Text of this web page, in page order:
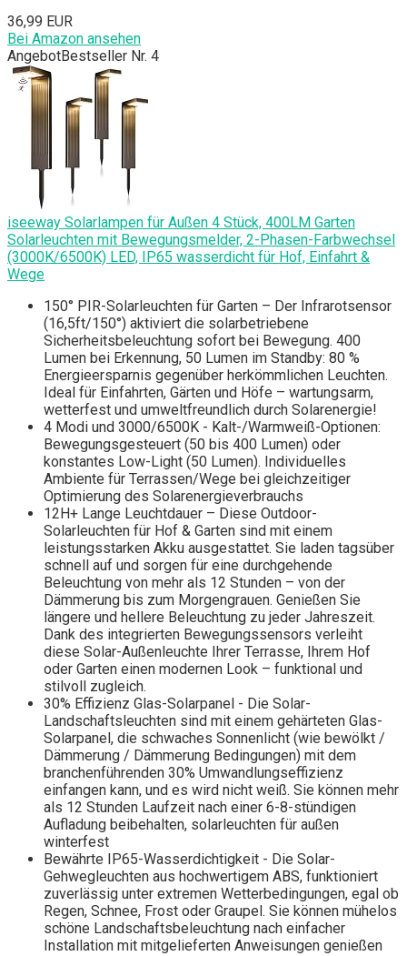
36,99 EUR
Bei Amazon ansehen
AngebotBestseller Nr. 4
iseeway Solarlampen für Außen 4 Stück, 400LM Garten
Solarleuchten mit Bewegungsmelder, 2-Phasen-Farbwechsel
(3000K/6500K) LED, IP65 wasserdicht für Hof, Einfahrt &
Wege
150° PIR-Solarleuchten für Garten – Der Infrarotsensor
(16,5ft/150°) aktiviert die solarbetriebene
Sicherheitsbeleuchtung sofort bei Bewegung. 400
Lumen bei Erkennung, 50 Lumen im Standby: 80 %
Energieersparnis gegenüber herkömmlichen Leuchten.
Ideal für Einfahrten, Gärten und Höfe – wartungsarm,
wetterfest und umweltfreundlich durch Solarenergie!
4 Modi und 3000/6500K - Kalt-/Warmweiß-Optionen:
Bewegungsgesteuert (50 bis 400 Lumen) oder
konstantes Low-Light (50 Lumen). Individuelles
Ambiente für Terrassen/Wege bei gleichzeitiger
Optimierung des Solarenergieverbrauchs
12H+ Lange Leuchtdauer – Diese Outdoor-
Solarleuchten für Hof & Garten sind mit einem
leistungsstarken Akku ausgestattet. Sie laden tagsüber
schnell auf und sorgen für eine durchgehende
Beleuchtung von mehr als 12 Stunden – von der
Dämmerung bis zum Morgengrauen. Genießen Sie
längere und hellere Beleuchtung zu jeder Jahreszeit.
Dank des integrierten Bewegungssensors verleiht
diese Solar-Außenleuchte Ihrer Terrasse, Ihrem Hof
oder Garten einen modernen Look – funktional und
stilvoll zugleich.
30% Effizienz Glas-Solarpanel - Die Solar-
Landschaftsleuchten sind mit einem gehärteten Glas-
Solarpanel, die schwaches Sonnenlicht (wie bewölkt /
Dämmerung / Dämmerung Bedingungen) mit dem
branchenführenden 30% Umwandlungseffizienz
einfangen kann, und es wird nicht weiß. Sie können mehr
als 12 Stunden Laufzeit nach einer 6-8-stündigen
Aufladung beibehalten, solarleuchten für außen
winterfest
Bewährte IP65-Wasserdichtigkeit - Die Solar-
Gehwegleuchten aus hochwertigem ABS, funktioniert
zuverlässig unter extremen Wetterbedingungen, egal ob
Regen, Schnee, Frost oder Graupel. Sie können mühelos
schöne Landschaftsbeleuchtung nach einfacher
Installation mit mitgelieferten Anweisungen genießen